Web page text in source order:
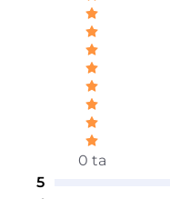
0 ta
5